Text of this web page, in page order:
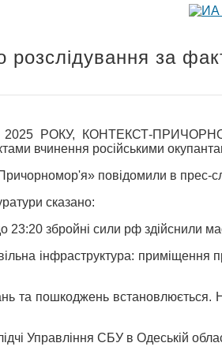
за
РОКУ, КОНТЕКСТ-
вчинення російськими
повідомили в прес-
сказано:
23:20 збройні сили рф здійснили
інфраструктура: приміщення
та пошкоджень встановлюється.
Управління СБУ в Одеській